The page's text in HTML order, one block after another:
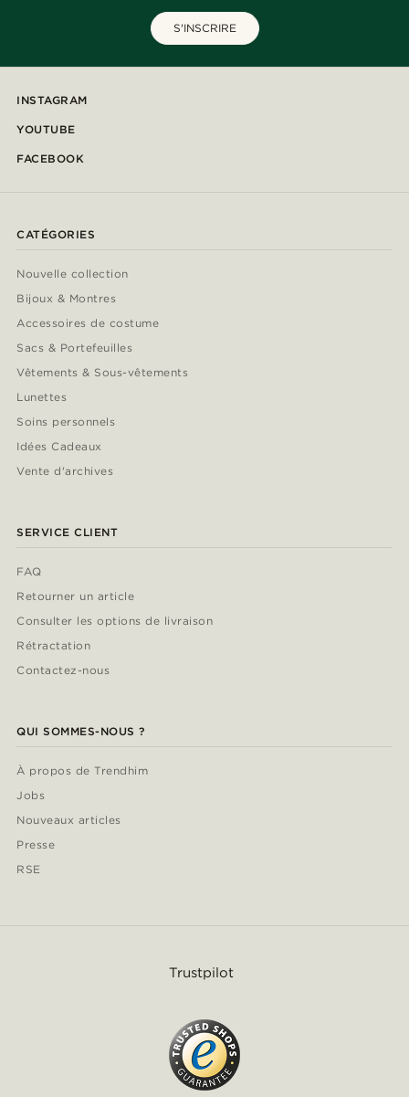
S'INSCRIRE
INSTAGRAM
YOUTUBE
FACEBOOK
CATÉGORIES
Nouvelle collection
Bijoux & Montres
Accessoires de costume
Sacs & Portefeuilles
Vêtements & Sous-vêtements
Lunettes
Soins personnels
Idées Cadeaux
Vente d'archives
SERVICE CLIENT
FAQ
Retourner un article
Consulter les options de livraison
Rétractation
Contactez-nous
QUI SOMMES-NOUS ?
À propos de Trendhim
Jobs
Nouveaux articles
Presse
RSE
Trustpilot